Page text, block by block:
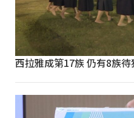
西拉雅成第17族 仍有8族